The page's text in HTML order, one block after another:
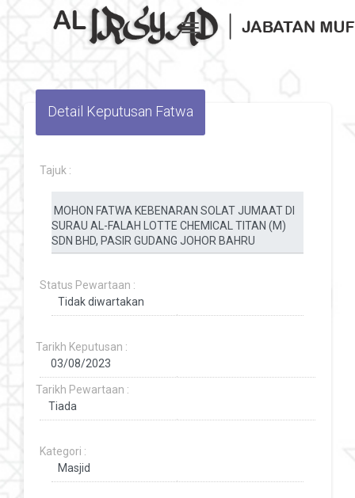
Toggle navigation
Detail Keputusan Fatwa
Tajuk :
Status Pewartaan :
Tarikh Keputusan :
Tarikh Pewartaan :
Kategori :